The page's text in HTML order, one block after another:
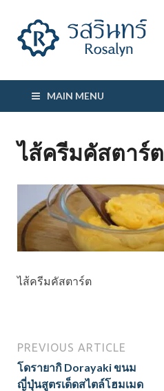
MAIN MENU
ไส้ครีมคัสตาร์ต
ไส้ครีมคัสตาร์ต
PREVIOUS ARTICLE
โดรายากิ Dorayaki ขนม
ญี่ปุ่นสูตรเด็ดสไตล์โฮมเมด